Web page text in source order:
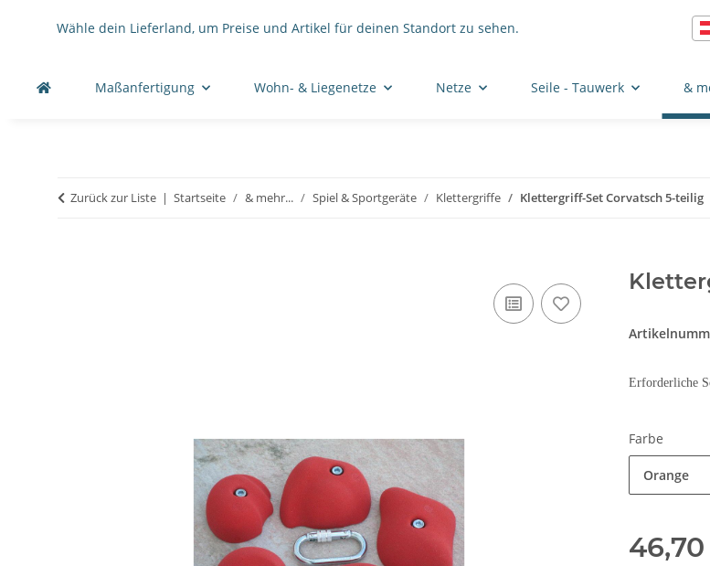
Wähle dein Lieferland, um Preise und Artikel für deinen Standort zu sehen.
Maßanfertigung Wohn- & Liegenetze Netze Seile - Tauwerk &
Zurück zur Liste Startseite & mehr... Spiel & Sportgeräte Klettergriffe Klettergriff-Set Corvatsch 5-teilig
Erforderliche
Farbe
Orange
46,70